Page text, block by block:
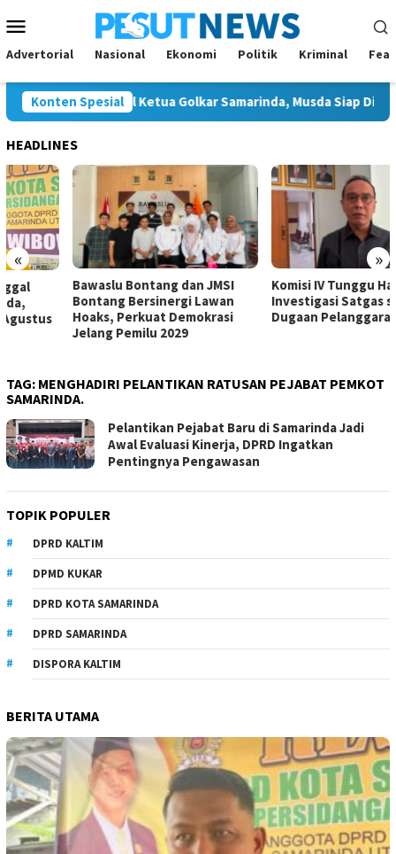
ke
kontenMobile
Advertorial Nasional Ekonomi Politik Kriminal
Konten Spesial
Calon Tunggal Ketua Golkar Samarinda, Musda Siap Digelar 8
HEADLINES
« »
Bawaslu Bontang dan JMSI
Bontang Bersinergi Lawan
Hoaks, Perkuat Demokrasi
Jelang Pemilu 2029
Komisi IV Tunggu Hasil
Investigasi Satgas soal
Dugaan Pelanggaran SPMB
TAG: MENGHADIRI PELANTIKAN RATUSAN PEJABAT PEMKOT
SAMARINDA.
Pelantikan Pejabat Baru di Samarinda Jadi
Awal Evaluasi Kinerja, DPRD Ingatkan
Pentingnya Pengawasan
TOPIK POPULER
DPRD KALTIM
DPMD KUKAR
DPRD KOTA SAMARINDA
DPRD SAMARINDA
DISPORA KALTIM
BERITA UTAMA